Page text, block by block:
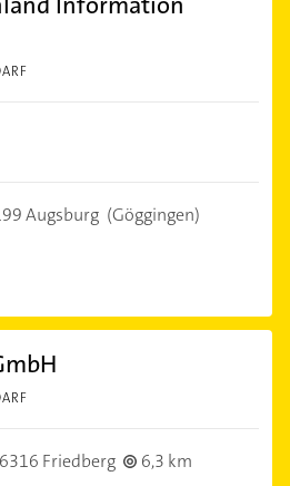
Augsburg (Göggingen)
Friedberg
6,3 km